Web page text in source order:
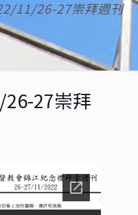
11/26-27崇拜週刊
27崇拜